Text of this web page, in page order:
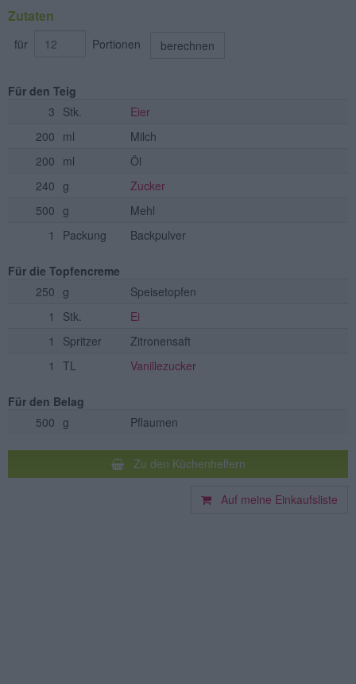
Zutaten
für Portionen berechnen
Für den Teig
3 Stk.
Eier
200 ml
Milch
200 ml
Öl
240 g
Zucker
500 g
Mehl
1
Packung Backpulver
Für die Topfencreme
250 g
Speisetopfen
1
Stk.
Ei
1
Spritzer
Zitronensaft
1
TL Vanillezucker
Für den Belag
500 g Pflaumen
Zu den Küchenhelfern
Auf meine Einkaufsliste